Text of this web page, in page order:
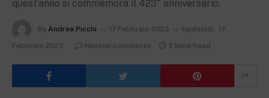
quest’anno si commemora il 423° anniversario.
By Andrea Picchi 17 Febbraio 2023 Updated: 17
Febbraio 2023
Nessun commento 2 Mins Read